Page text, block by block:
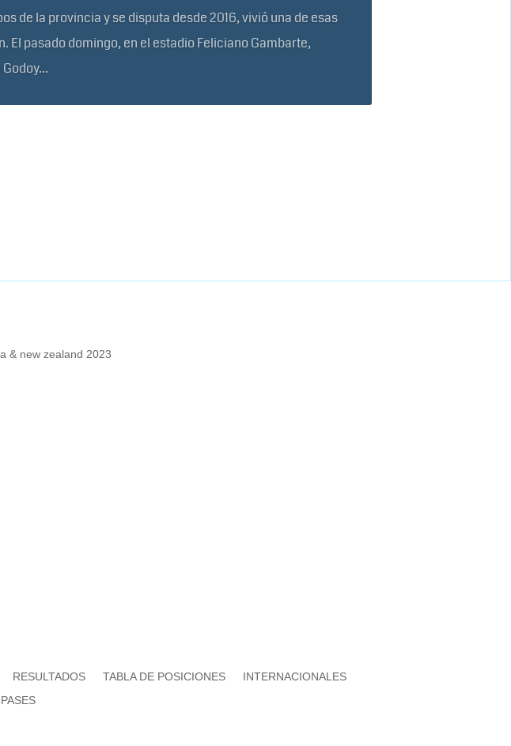
de la provincia y se disputa desde 2016, vivió una de esas
pasado domingo, en el estadio Feliciano Gambarte,
& new zealand 2023
RESULTADOS TABLA DE POSICIONES
INTERNACIONALES